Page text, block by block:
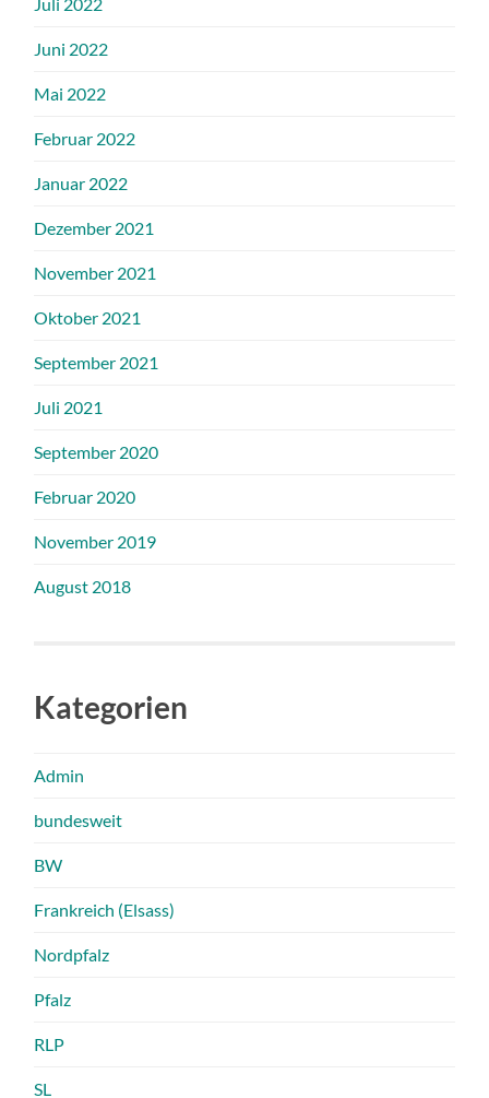
Juni 2022
Mai 2022
Februar 2022
Januar 2022
Dezember 2021
November 2021
Oktober 2021
September 2021
Juli 2021
September 2020
Februar 2020
November 2019
August 2018
Kategorien
Admin
bundesweit
BW
Frankreich (Elsass)
Nordpfalz
Pfalz
RLP
SL